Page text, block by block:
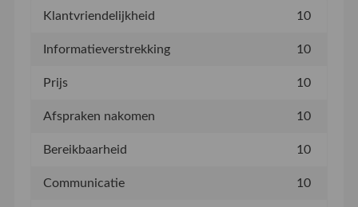
Klantvriendelijkheid 10
Informatieverstrekking 10
Prijs 10
Afspraken nakomen 10
Bereikbaarheid 10
Communicatie 10